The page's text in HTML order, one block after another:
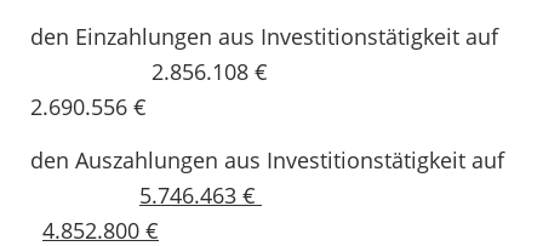
den Einzahlungen aus Investitionstätigkeit auf
2.856.108 €
2.690.556 €
den Auszahlungen aus Investitionstätigkeit auf
5.746.463 €
4.852.800 €